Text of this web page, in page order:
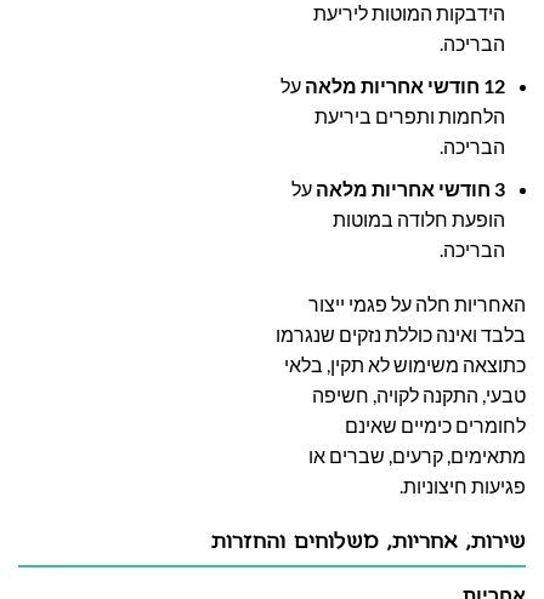
הידבקות המוטות ליריעת
הבריכה.
12 חודשי אחריות מלאה
על
הלחמות ותפרים ביריעת
הבריכה.
3 חודשי אחריות מלאה
על
הופעת חלודה במוטות
הבריכה.
האחריות חלה על פגמי ייצור
בלבד ואינה כוללת נזקים שנגרמו
כתוצאה משימוש לא תקין, בלאי
טבעי, התקנה לקויה, חשיפה
לחומרים כימיים שאינם
מתאימים, קרעים, שברים או
פגיעות חיצוניות.
שירות, אחריות, משלוחים והחזרות